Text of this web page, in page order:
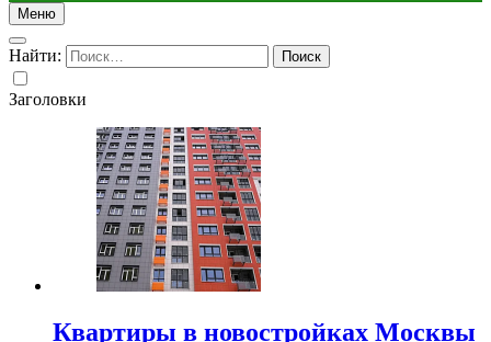
Меню
Найти:
Заголовки
Квартиры в новостройках Москвы